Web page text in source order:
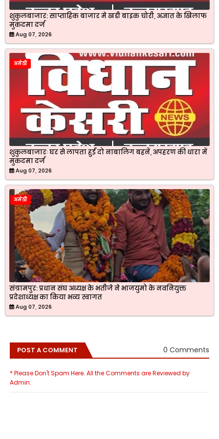
शुकुलबाजार: साप्ताहिक बाजार मे खडी बाइक चोरी, अज्ञात के खिलाफ
मुकदमा दर्ज
Aug 07, 2026
अमेठी
शुकुलबाजारः घर से लापता हुईं दो नाबालिग बहनें, अपहरण की धारा में
मुकदमा दर्ज
Aug 07, 2026
अमेठी
संग्रामपुर: प्रधान संघ अध्यक्ष के भतीजे ने भाजयुमो के नवनियुक्त
प्रदेशाध्यक्ष का किया भव्य स्वागत
Aug 07, 2026
POST A COMMENT 0 Comments
* Please Don't Spam Here. All the Comments are Reviewed by
Admin.